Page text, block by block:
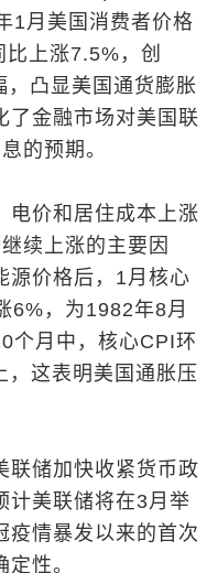
1月美国消费者价格
上涨7.5%，创
凸显美国通货膨胀
了金融市场对美国联
的预期。
电价和居住成本上涨
续上涨的主要因
源价格后，1月核心
6%，为1982年8月
个月中，核心CPI环
，这表明美国通胀压
联储加快收紧货币政
计美联储将在3月举
疫情暴发以来的首次
性。